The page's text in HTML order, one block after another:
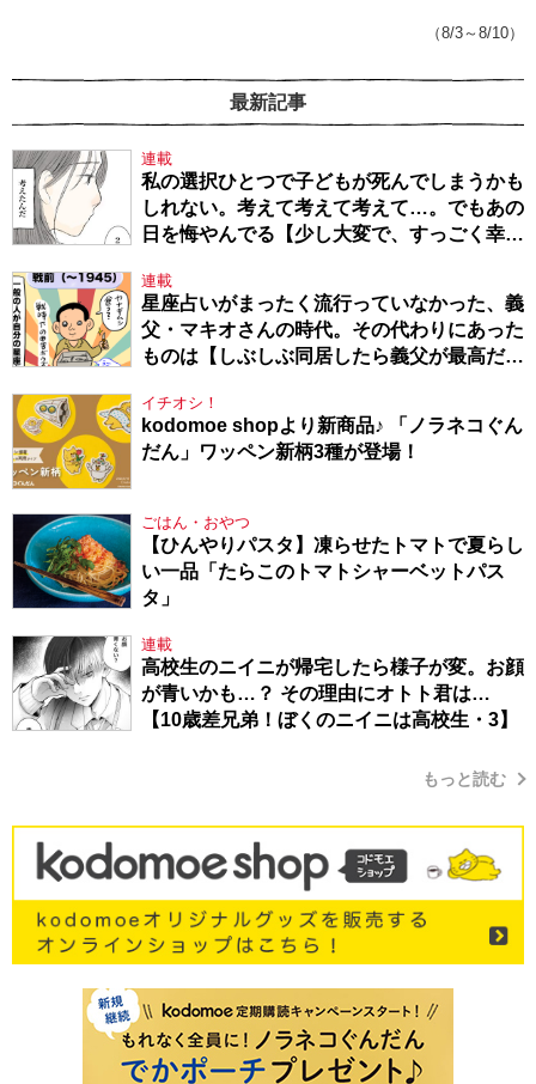
（8/3～8/10）
最新記事
連載
私の選択ひとつで子どもが死んでしまうかも
しれない。考えて考えて考えて…。でもあの
日を悔やんでる【少し大変で、すっごく幸せ
～・54】
連載
星座占いがまったく流行っていなかった、義
父・マキオさんの時代。その代わりにあった
ものは【しぶしぶ同居したら義父が最高だっ
イチオシ！
kodomoe shopより新商品♪ 「ノラネコぐん
だん」ワッペン新柄3種が登場！
ごはん・おやつ
【ひんやりパスタ】凍らせたトマトで夏らし
い一品「たらこのトマトシャーベットパス
タ」
連載
高校生のニイニが帰宅したら様子が変。お顔
が青いかも…？ その理由にオトト君は…
【10歳差兄弟！ぼくのニイニは高校生・3】
もっと読む